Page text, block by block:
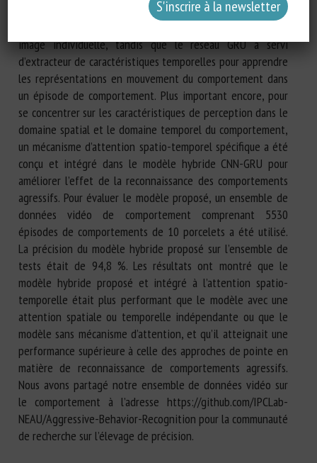
d’extracteur de caractéristiques spatiales pour apprendre les
image individuelle, tandis que le réseau GRU a servi
d’extracteur de caractéristiques temporelles pour apprendre
les représentations en mouvement du comportement dans
un épisode de comportement. Plus important encore, pour
se concentrer sur les caractéristiques de perception dans le
domaine spatial et le domaine temporel du comportement,
un mécanisme d’attention spatio-temporel spécifique a été
conçu et intégré dans le modèle hybride CNN-GRU pour
améliorer l’effet de la reconnaissance des comportements
agressifs. Pour évaluer le modèle proposé, un ensemble de
données vidéo de comportement comprenant 5530
épisodes de comportements de 10 porcelets a été utilisé.
La précision du modèle hybride proposé sur l’ensemble de
tests était de 94,8 %. Les résultats ont montré que le
modèle hybride proposé et intégré à l’attention spatio-
temporelle était plus performant que le modèle avec une
attention spatiale ou temporelle indépendante ou que le
modèle sans mécanisme d’attention, et qu’il atteignait une
performance supérieure à celle des approches de pointe en
matière de reconnaissance de comportements agressifs.
Nous avons partagé notre ensemble de données vidéo sur
le comportement à l’adresse https://github.com/IPCLab-
NEAU/Aggressive-Behavior-Recognition pour la communauté
de recherche sur l’élevage de précision.